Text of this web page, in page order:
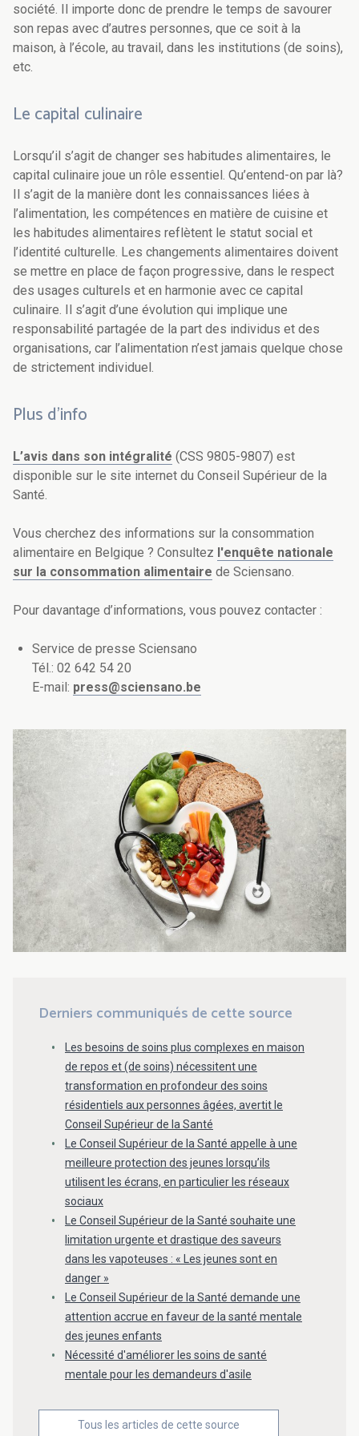
société. Il importe donc de prendre le temps de savourer
son repas avec d’autres personnes, que ce soit à la
maison, à l’école, au travail, dans les institutions (de soins),
etc.
Le capital culinaire
Lorsqu’il s’agit de changer ses habitudes alimentaires, le
capital culinaire joue un rôle essentiel. Qu’entend-on par là?
Il s’agit de la manière dont les connaissances liées à
l’alimentation, les compétences en matière de cuisine et
les habitudes alimentaires reflètent le statut social et
l’identité culturelle. Les changements alimentaires doivent
se mettre en place de façon progressive, dans le respect
des usages culturels et en harmonie avec ce capital
culinaire. Il s’agit d’une évolution qui implique une
responsabilité partagée de la part des individus et des
organisations, car l’alimentation n’est jamais quelque chose
de strictement individuel.
Plus d'info
L’avis dans son intégralité (CSS 9805-9807) est
disponible sur le site internet du Conseil Supérieur de la
Santé.
Vous cherchez des informations sur la consommation
alimentaire en Belgique ? Consultez l'enquête nationale
sur la consommation alimentaire de Sciensano.
Pour davantage d’informations, vous pouvez contacter :
Service de presse Sciensano
Tél.: 02 642 54 20
E-mail: press@sciensano.be
Derniers communiqués de cette source
Les besoins de soins plus complexes en maison
de repos et (de soins) nécessitent une
transformation en profondeur des soins
résidentiels aux personnes âgées, avertit le
Conseil Supérieur de la Santé
Le Conseil Supérieur de la Santé appelle à une
meilleure protection des jeunes lorsqu’ils
utilisent les écrans, en particulier les réseaux
sociaux
Le Conseil Supérieur de la Santé souhaite une
limitation urgente et drastique des saveurs
dans les vapoteuses : « Les jeunes sont en
danger »
Le Conseil Supérieur de la Santé demande une
attention accrue en faveur de la santé mentale
des jeunes enfants
Nécessité d'améliorer les soins de santé
mentale pour les demandeurs d'asile
Tous les articles de cette source